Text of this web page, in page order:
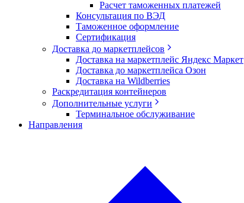
Расчет таможенных платежей
Консультация по ВЭД
Таможенное оформление
Сертификация
Доставка до маркетплейсов
Доставка на маркетплейс Яндекс Маркет
Доставка до маркетплейса Озон
Доставка на Wildberries
Раскредитация контейнеров
Дополнительные услуги
Терминальное обслуживание
Направления